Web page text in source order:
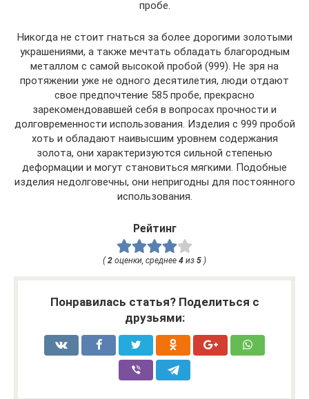
пробе.
Никогда не стоит гнаться за более дорогими золотыми
украшениями, а также мечтать обладать благородным
металлом с самой высокой пробой (999). Не зря на
протяжении уже не одного десятилетия, люди отдают
свое предпочтение 585 пробе, прекрасно
зарекомендовавшей себя в вопросах прочности и
долговременности использования. Изделия с 999 пробой
хоть и обладают наивысшим уровнем содержания
золота, они характеризуются сильной степенью
деформации и могут становиться мягкими. Подобные
изделия недолговечны, они непригодны для постоянного
использования.
Рейтинг
( 2 оценки, среднее 4 из 5 )
Понравилась статья? Поделиться с
друзьями: